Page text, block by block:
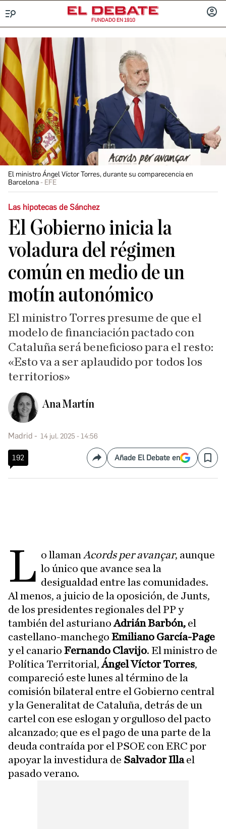
FUNDADO EN 1910
El ministro Ángel Víctor Torres, durante su comparecencia en
Barcelona
EFE
Las hipotecas de Sánchez
El Gobierno inicia la
voladura del régimen
común en medio de un
motín autonómico
El ministro Torres presume de que el
modelo de financiación pactado con
Cataluña será beneficioso para el resto:
«Esto va a ser aplaudido por todos los
territorios»
Ana Martín
Madrid 14 jul. 2025 - 14:56
192 CompartirAñade El Debate en Save
L o llaman Acords per avançar, aunque
lo único que avance sea la
desigualdad entre las comunidades.
Al menos, a juicio de la oposición, de Junts,
de los presidentes regionales del PP y
también del asturianoAdrián Barbón, el
castellano-manchego Emiliano García-Page
y el canario Fernando Clavijo. El ministro de
Política Territorial,Ángel Víctor Torres,
compareció este lunes al término de la
comisión bilateral entre el Gobierno central
y la Generalitat de Cataluña, detrás de un
cartel con ese eslogan y orgulloso del pacto
alcanzado; que es el pago de una parte de la
deuda contraída por el PSOE con ERC por
apoyar la investidura de Salvador Illael
pasado verano.